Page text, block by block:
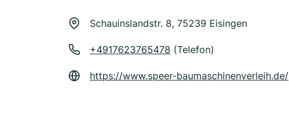
Schauinslandstr. 8, 75239 Eisingen
+4917623765478 (Telefon)
https://www.speer-baumaschinenverleih.de/